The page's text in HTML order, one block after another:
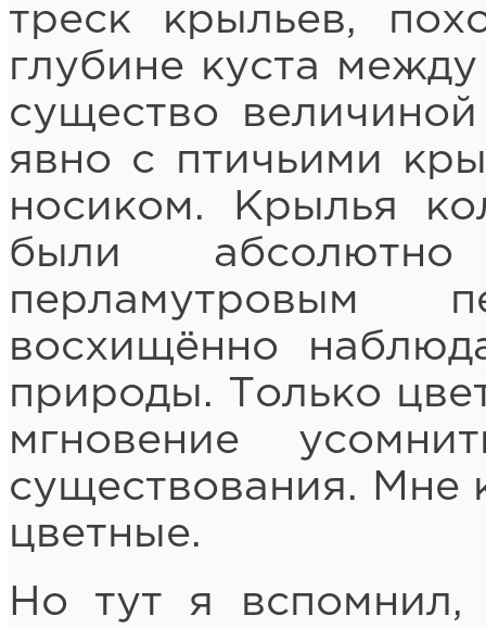
треск крыльев,
глубине куста
существо
явно с птичьими
носиком. Крылья
были
перламутровым
восхищённо
природы. Только
мгновение
существования. Мне
цветные.
Но тут я вспомнил,